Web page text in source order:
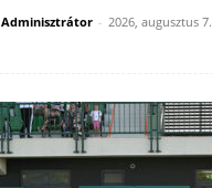
Adminisztrátor - 2026, augusztus 7.